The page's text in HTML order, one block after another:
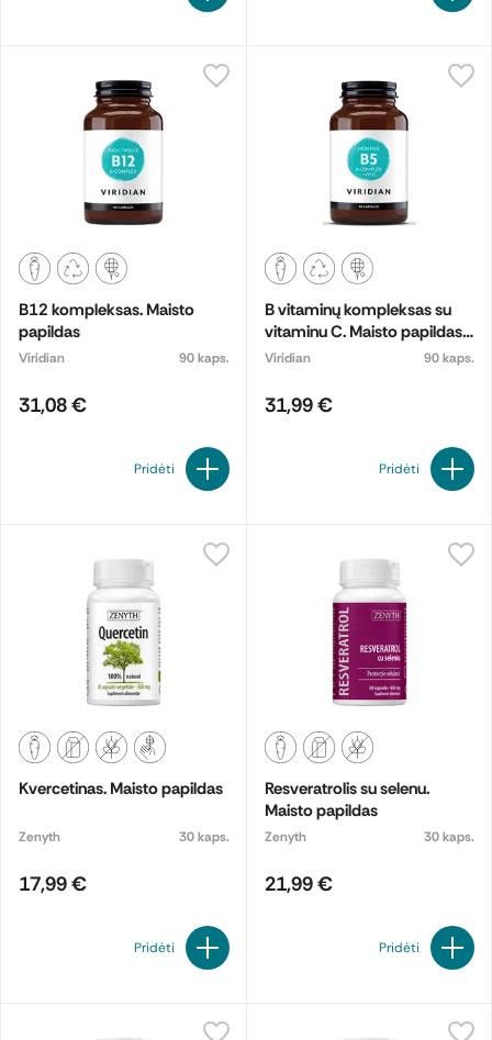
B12 kompleksas. Maisto
papildas
Viridian 90 kaps.
31,08 €
Pridėti
B vitaminų kompleksas su
vitaminu C. Maisto papildas.
Maisto papildas
Viridian 90 kaps.
31,99 €
Pridėti
Kvercetinas. Maisto papildas
Zenyth 30 kaps.
17,99 €
Pridėti
Resveratrolis su selenu.
Maisto papildas
Zenyth 30 kaps.
21,99 €
Pridėti